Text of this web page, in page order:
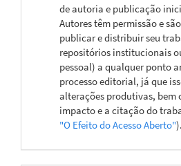
de autoria e publicação
Autores têm permissão e
publicar e distribuir seu
repositórios institucionais
pessoal) a qualquer ponto
processo editorial, já que
alterações produtivas, bem
impacto e a citação do
"O Efeito do Acesso Aberto").